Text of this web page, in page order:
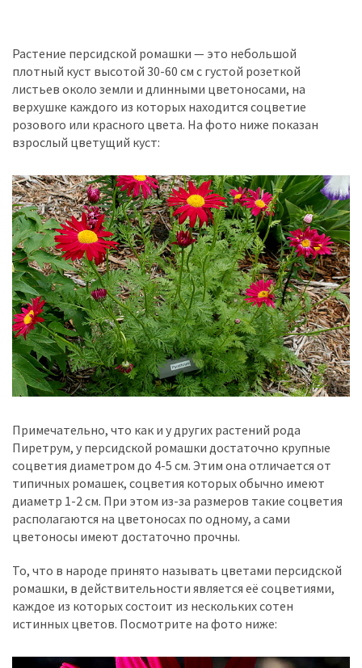
Растение персидской ромашки — это небольшой
плотный куст высотой 30-60 см с густой розеткой
листьев около земли и длинными цветоносами, на
верхушке каждого из которых находится соцветие
розового или красного цвета. На фото ниже показан
взрослый цветущий куст:
Примечательно, что как и у других растений рода
Пиретрум, у персидской ромашки достаточно крупные
соцветия диаметром до 4-5 см. Этим она отличается от
типичных ромашек, соцветия которых обычно имеют
диаметр 1-2 см. При этом из-за размеров такие соцветия
располагаются на цветоносах по одному, а сами
цветоносы имеют достаточно прочны.
То, что в народе принято называть цветами персидской
ромашки, в действительности является её соцветиями,
каждое из которых состоит из нескольких сотен
истинных цветов. Посмотрите на фото ниже: